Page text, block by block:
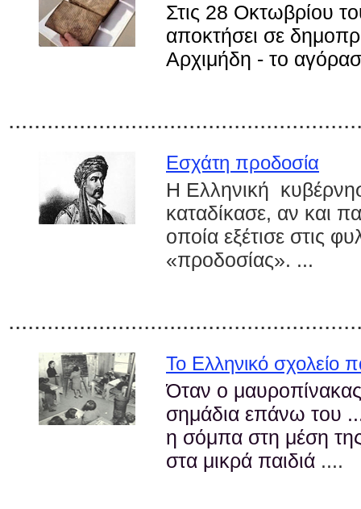
Στις 28 Οκτωβρίου
αποκτήσει σε
Αρχιμήδη - το
Εσχάτη προδοσία
Η Ελληνική
καταδίκασε, αν και
οποία εξέτισε στις
«προδοσίας». ...
Το Ελληνικό σχολείο
Όταν ο μαυροπίνακας
σημάδια επάνω του
η σόμπα στη μέση
στα μικρά παιδιά ....